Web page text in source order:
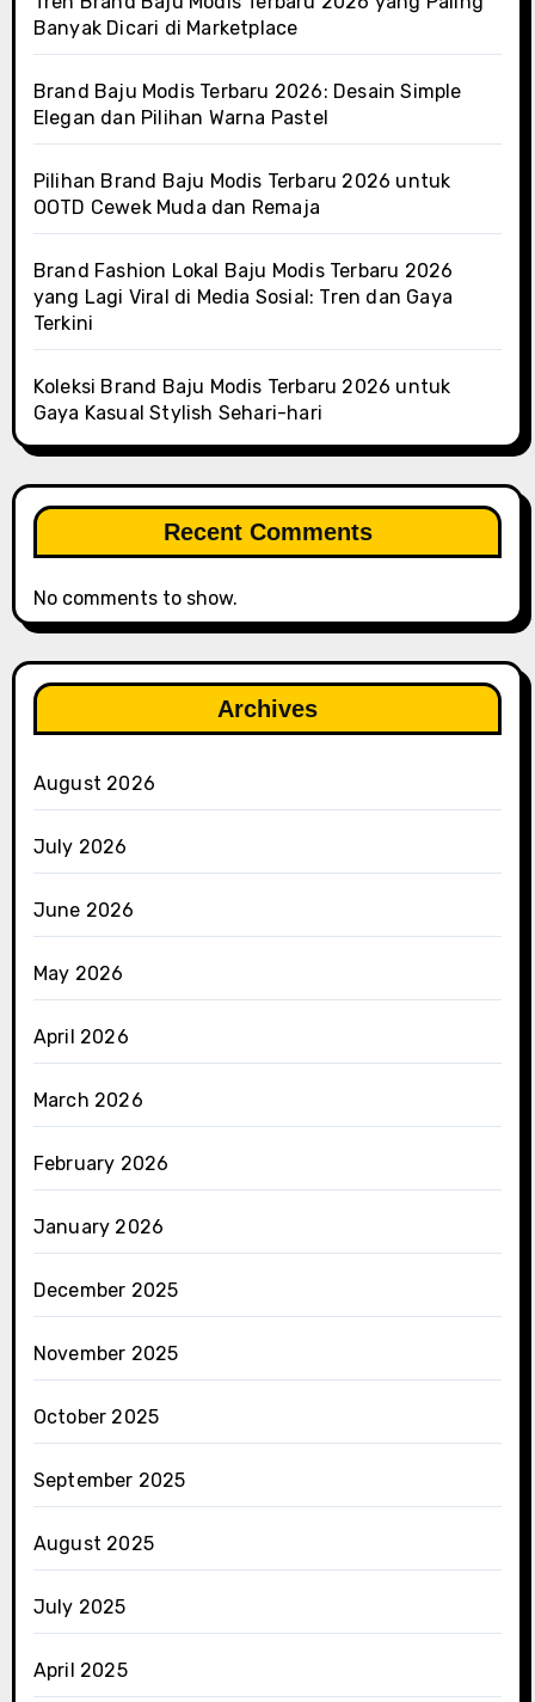
Banyak Dicari di Marketplace
Brand Baju Modis Terbaru 2026: Desain Simple
Elegan dan Pilihan Warna Pastel
Pilihan Brand Baju Modis Terbaru 2026 untuk
OOTD Cewek Muda dan Remaja
Brand Fashion Lokal Baju Modis Terbaru 2026
yang Lagi Viral di Media Sosial: Tren dan Gaya
Terkini
Koleksi Brand Baju Modis Terbaru 2026 untuk
Gaya Kasual Stylish Sehari-hari
Recent Comments
No comments to show.
Archives
August 2026
July 2026
June 2026
May 2026
April 2026
March 2026
February 2026
January 2026
December 2025
November 2025
October 2025
September 2025
August 2025
July 2025
April 2025